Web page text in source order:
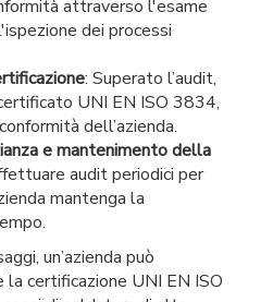
attraverso l'esame
dei processi
: Superato l’audit,
UNI EN ISO 3834,
dell’azienda.
e mantenimento della
audit periodici per
mantenga la
un’azienda può
certificazione UNI EN ISO